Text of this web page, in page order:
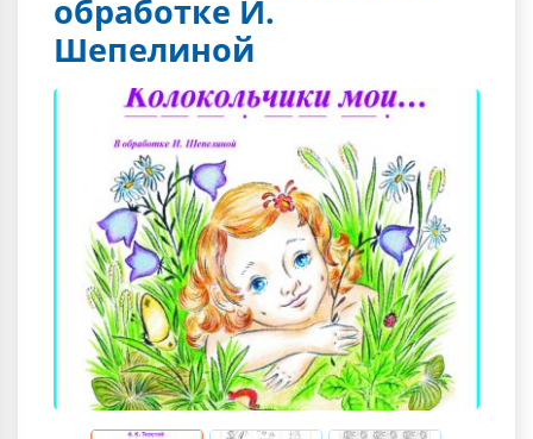
обработке И.
Шепелиной